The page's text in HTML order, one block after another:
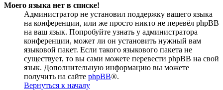
Моего языка нет в списке!
Администратор не установил поддержку вашего языка
на конференции, или же просто никто не перевёл phpBB
на ваш язык. Попробуйте узнать у администратора
конференции, может ли он установить нужный вам
языковой пакет. Если такого языкового пакета не
существует, то вы сами можете перевести phpBB на свой
язык. Дополнительную информацию вы можете
получить на сайте phpBB®.
Вернуться к началу